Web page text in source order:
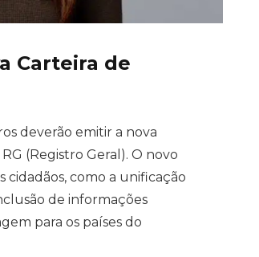
Carteira de
deverão emitir a nova
(Registro Geral). O novo
como a unificação
de informações
para os países do